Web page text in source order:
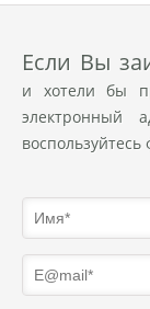
Eсли Вы
и хотели бы
электронный